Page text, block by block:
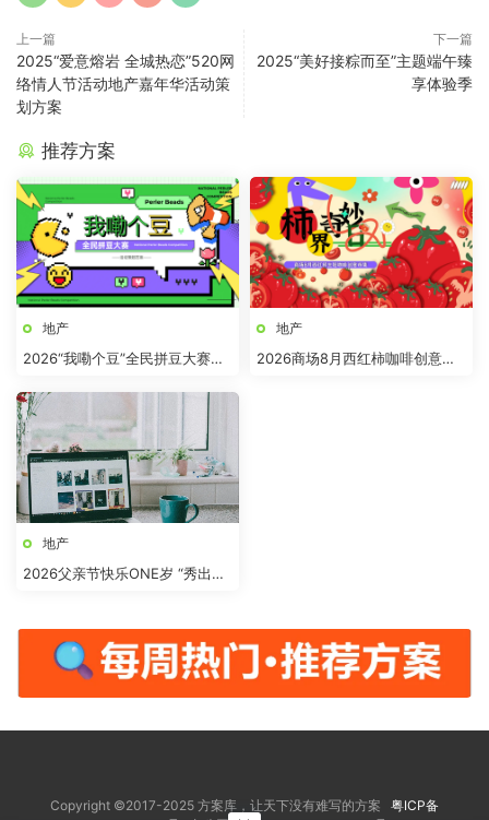
上一篇
2025“爱意熔岩 全城热恋”520网
络情人节活动地产嘉年华活动策
划方案
下一篇
2025“美好接粽而至”主题端午臻
享体验季
推荐方案
地产
2026“我嘞个豆”全民拼豆大赛主
地产
2026商场8月西红柿咖啡创意市
地产
2026父亲节快乐ONE岁 “秀出爸
Copyright ©2017-2025 方案库，让天下没有难写的方案 粤ICP备